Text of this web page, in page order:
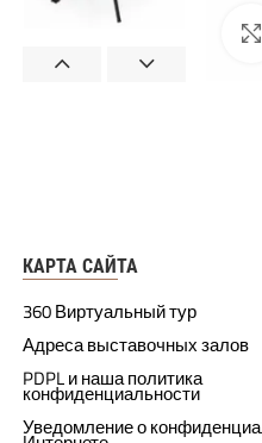
КАРТА САЙТА
360 Виртуальный тур
Адреса выставочных залов
PDPL и наша политика
конфиденциальности
Уведомление о